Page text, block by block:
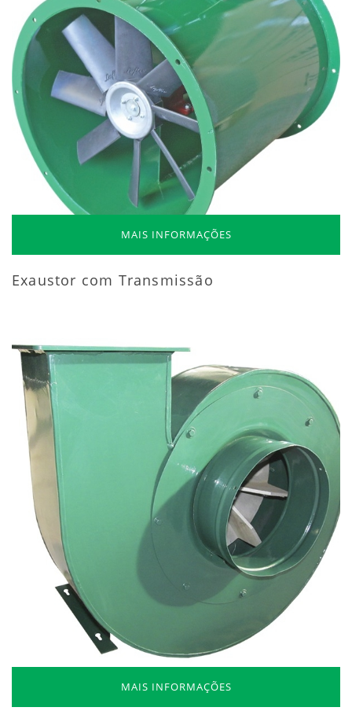
MAIS INFORMAÇÕES
Exaustor com Transmissão
MAIS INFORMAÇÕES